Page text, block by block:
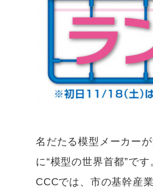
名だたる模型メーカー
に“模型の世界首都”です
CCCでは、市の基幹産